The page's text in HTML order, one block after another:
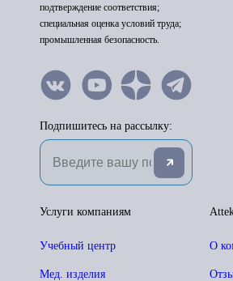
подтверждение соответствия;
специальная оценка условий труда;
промышленная безопасность.
Подпишитесь на рассылку:
О
Услуги компаниям
Учебный центр
Мед. изделия